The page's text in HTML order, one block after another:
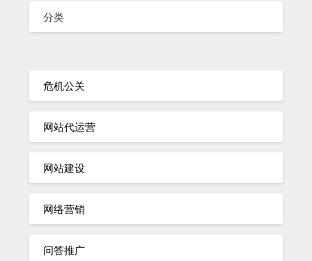
分类
危机公关
网站代运营
网站建设
网络营销
问答推广